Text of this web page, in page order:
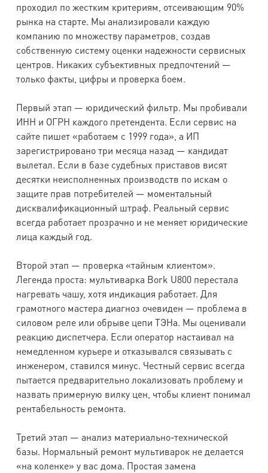
проходил по жестким критериям, отсеивающим 90%
рынка на старте. Мы анализировали каждую
компанию по множеству параметров, создав
собственную систему оценки надежности сервисных
центров. Никаких субъективных предпочтений —
только факты, цифры и проверка боем.
Первый этап — юридический фильтр. Мы пробивали
ИНН и ОГРН каждого претендента. Если сервис на
сайте пишет «работаем с 1999 года», а ИП
зарегистрировано три месяца назад — кандидат
вылетал. Если в базе судебных приставов висят
десятки неисполненных производств по искам о
защите прав потребителей — моментальный
дисквалификационный штраф. Реальный сервис
всегда работает прозрачно и не меняет юридические
лица каждый год.
Второй этап — проверка «тайным клиентом».
Легенда проста: мультиварка Bork U800 перестала
нагревать чашу, хотя индикация работает. Для
грамотного мастера диагноз очевиден — проблема в
силовом реле или обрыве цепи ТЭНа. Мы оценивали
реакцию диспетчера. Если оператор настаивал на
немедленном курьере и отказывался связывать с
инженером, ставился минус. Честный сервис всегда
пытается предварительно локализовать проблему и
назвать примерную вилку цен, чтобы клиент понимал
рентабельность ремонта.
Третий этап — анализ материально-технической
базы. Нормальный ремонт мультиварок не делается
«на коленке» у вас дома. Простая замена